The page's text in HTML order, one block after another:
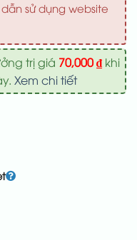
sử dụng website
trị giá 70,000₫khi
Xem chi tiết